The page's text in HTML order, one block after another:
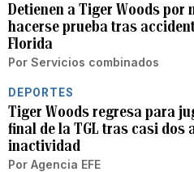
Detienen a Tiger Woods por
hacerse prueba tras
Florida
Por Servicios combinados
DEPORTES
Tiger Woods regresa para
final de la TGL tras casi dos
inactividad
Por Agencia EFE